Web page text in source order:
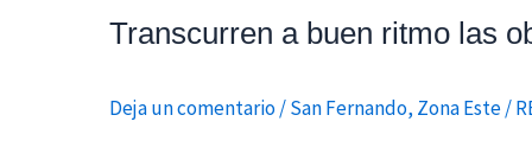
Transcurren a buen ritmo las
Deja un comentario/San Fernando, Zona Este/